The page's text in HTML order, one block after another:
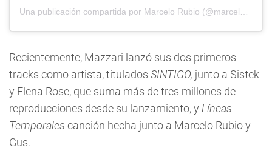
Recientemente, Mazzari lanzó sus dos primeros
tracks como artista, titulados SINTIGO, junto a Sistek
y Elena Rose, que suma más de tres millones de
reproducciones desde su lanzamiento, y Líneas
Temporales canción hecha junto a Marcelo Rubio y
Gus.